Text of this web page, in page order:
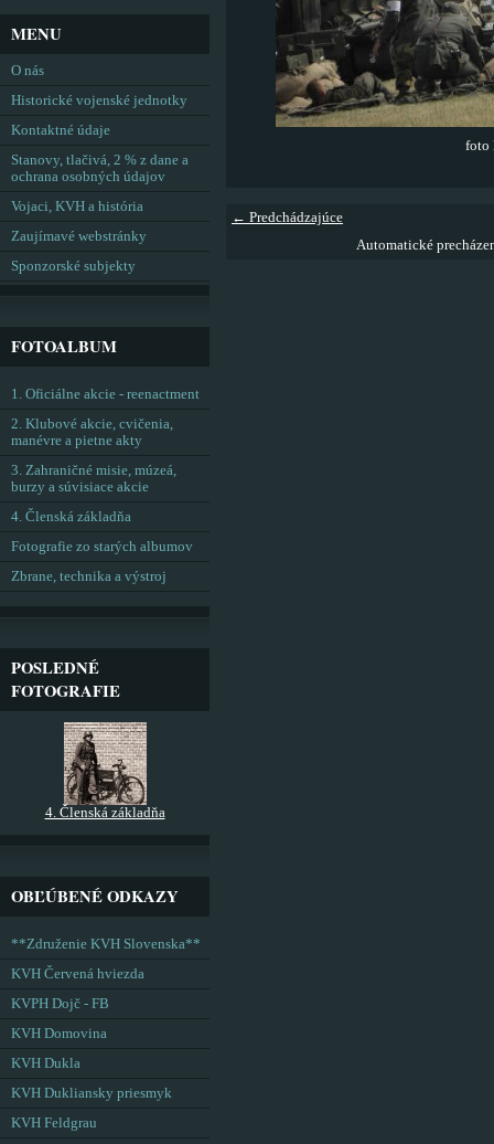
foto
← Predchádzajúce
Automatické
MENU
O nás
Historické vojenské jednotky
Kontaktné údaje
Stanovy, tlačivá, 2 % z dane a
ochrana osobných údajov
Vojaci, KVH a história
Zaujímavé webstránky
Sponzorské subjekty
FOTOALBUM
1. Oficiálne akcie - reenactment
2. Klubové akcie, cvičenia,
manévre a pietne akty
3. Zahraničné misie, múzeá,
burzy a súvisiace akcie
4. Členská základňa
Fotografie zo starých albumov
Zbrane, technika a výstroj
POSLEDNÉ
FOTOGRAFIE
4. Členská základňa
OBĽÚBENÉ ODKAZY
**Združenie KVH Slovenska**
KVH Červená hviezda
KVPH Dojč - FB
KVH Domovina
KVH Dukla
KVH Dukliansky priesmyk
KVH Feldgrau